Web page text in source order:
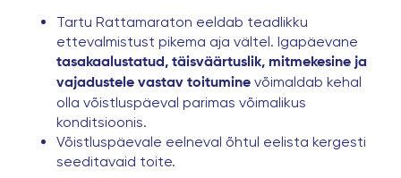
Tartu Rattamaraton eeldab teadlikku
ettevalmistust pikema aja vältel. Igapäevane
tasakaalustatud, täisväärtuslik, mitmekesine ja
vajadustele vastav toitumine võimaldab kehal
olla võistluspäeval parimas võimalikus
konditsioonis.
Võistluspäevale eelneval õhtul eelista kergesti
seeditavaid toite.